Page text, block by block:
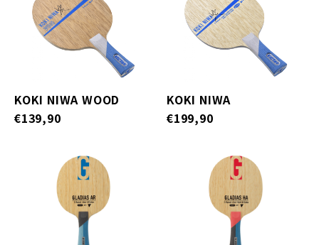
KOKI NIWA WOOD
€139,90
KOKI NIWA
€199,90